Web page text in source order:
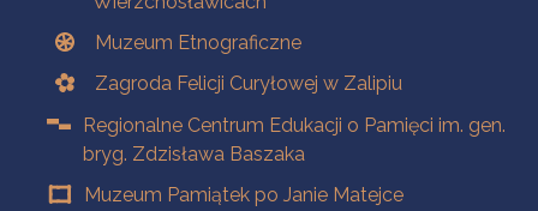
Muzeum Etnograficzne
Zagroda Felicji Curyłowej w Zalipiu
Regionalne Centrum Edukacji o Pamięci im. gen.
bryg. Zdzisława Baszaka
Muzeum Pamiątek po Janie Matejce